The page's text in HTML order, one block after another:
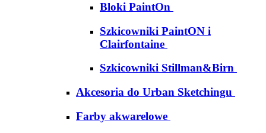
Bloki PaintOn
Szkicowniki PaintON i
Clairfontaine
Szkicowniki Stillman&Birn
Akcesoria do Urban Sketchingu
Farby akwarelowe